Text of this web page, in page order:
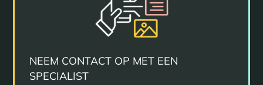
NEEM CONTACT OP MET EEN
SPECIALIST